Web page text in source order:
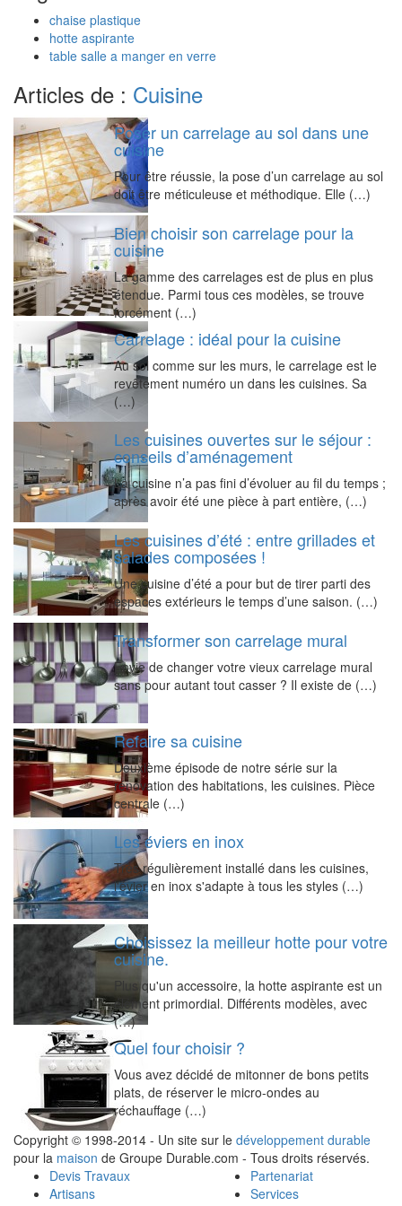
chaise plastique
hotte aspirante
table salle a manger en verre
Articles de : Cuisine
Poser un carrelage au sol dans une
cuisine
Pour être réussie, la pose d’un carrelage au sol
doit être méticuleuse et méthodique. Elle (…)
Bien choisir son carrelage pour la
cuisine
La gamme des carrelages est de plus en plus
étendue. Parmi tous ces modèles, se trouve
forcément (…)
Carrelage : idéal pour la cuisine
Au sol comme sur les murs, le carrelage est le
revêtement numéro un dans les cuisines. Sa
(…)
Les cuisines ouvertes sur le séjour :
conseils d’aménagement
La cuisine n’a pas fini d’évoluer au fil du temps ;
après avoir été une pièce à part entière, (…)
Les cuisines d’été : entre grillades et
salades composées !
Une cuisine d’été a pour but de tirer parti des
espaces extérieurs le temps d’une saison. (…)
Transformer son carrelage mural
Envie de changer votre vieux carrelage mural
sans pour autant tout casser ? Il existe de (…)
Refaire sa cuisine
Deuxième épisode de notre série sur la
rénovation des habitations, les cuisines. Pièce
centrale (…)
Les éviers en inox
Très régulièrement installé dans les cuisines,
l'évier en inox s'adapte à tous les styles (…)
Choisissez la meilleur hotte pour votre
cuisine.
Plus qu'un accessoire, la hotte aspirante est un
élément primordial. Différents modèles, avec
(…)
Quel four choisir ?
Vous avez décidé de mitonner de bons petits
plats, de réserver le micro-ondes au
réchauffage (…)
Copyright © 1998-2014 - Un site sur le développement durable
pour la maison de Groupe Durable.com - Tous droits réservés.
Devis Travaux
Artisans
Partenariat
Services